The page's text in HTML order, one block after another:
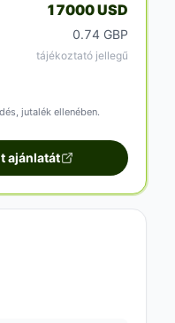
17000 USD
0.74 GBP
tájékoztató jellegű
jutalék ellenében.
ajánlatát